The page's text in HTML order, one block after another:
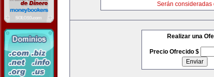
Serán consideradas
Realizar una
Precio Ofrecido $